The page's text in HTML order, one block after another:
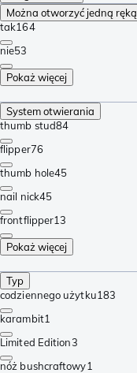
Można otworzyć jedną ręką
tak164
nie53
Pokaż więcej
System otwierania
thumb stud84
flipper76
thumb hole45
nail nick45
frontflipper13
Pokaż więcej
Typ
codziennego użytku183
karambit1
Limited Edition3
nóż bushcraftowy1